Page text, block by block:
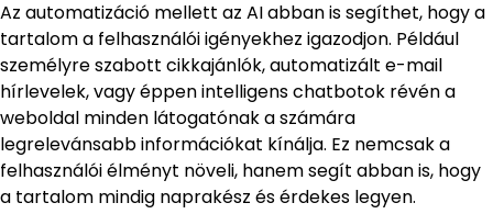
Az automatizáció mellett az AI abban is segíthet, hogy a
tartalom a felhasználói igényekhez igazodjon. Például
személyre szabott cikkajánlók, automatizált e-mail
hírlevelek, vagy éppen intelligens chatbotok révén a
weboldal minden látogatónak a számára
legrelevánsabb információkat kínálja. Ez nemcsak a
felhasználói élményt növeli, hanem segít abban is, hogy
a tartalom mindig naprakész és érdekes legyen.